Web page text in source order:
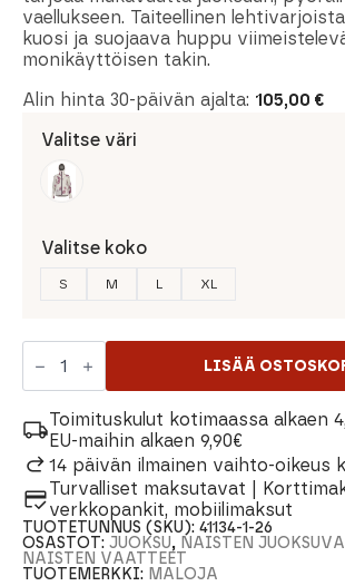
vaellukseen. Taiteellinen
kuosi ja suojaava huppu
monikäyttöisen takin.
Alin hinta 30-päivän ajalta: 105,00 €
Valitse väri
Valitse koko
S M L XL
Maloja
AlarisM.
Naisten
määrä
LISÄÄ
Toimituskulut kotimaassa alkaen
EU-maihin alkaen 9,90€
14 päivän ilmainen vaihto-oikeus
Turvalliset maksutavat |
verkkopankit, mobiilimaksut
TUOTETUNNUS (SKU):41134-1-26
OSASTOT:JUOKSU, NAISTEN
NAISTEN VAATTEET
TUOTEMERKKI: MALOJA